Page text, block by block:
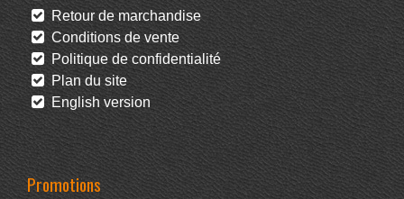
Retour de marchandise
Conditions de vente
Politique de confidentialité
Plan du site
English version
Promotions